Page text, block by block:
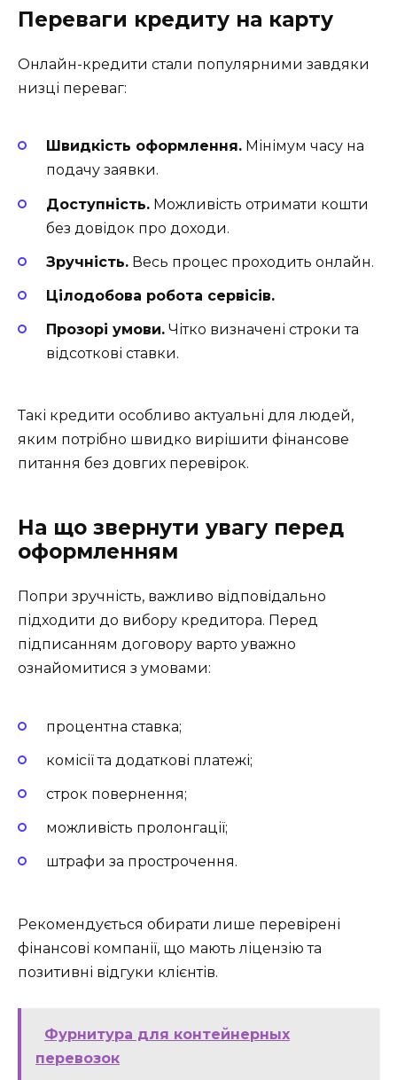
Переваги кредиту на карту
Онлайн-кредити стали популярними завдяки
низці переваг:
Швидкість оформлення. Мінімум часу на
подачу заявки.
Доступність. Можливість отримати кошти
без довідок про доходи.
Зручність. Весь процес проходить онлайн.
Цілодобова робота сервісів.
Прозорі умови. Чітко визначені строки та
відсоткові ставки.
Такі кредити особливо актуальні для людей,
яким потрібно швидко вирішити фінансове
питання без довгих перевірок.
На що звернути увагу перед
оформленням
Попри зручність, важливо відповідально
підходити до вибору кредитора. Перед
підписанням договору варто уважно
ознайомитися з умовами:
процентна ставка;
комісії та додаткові платежі;
строк повернення;
можливість пролонгації;
штрафи за прострочення.
Рекомендується обирати лише перевірені
фінансові компанії, що мають ліцензію та
позитивні відгуки клієнтів.
Фурнитура для контейнерных
перевозок